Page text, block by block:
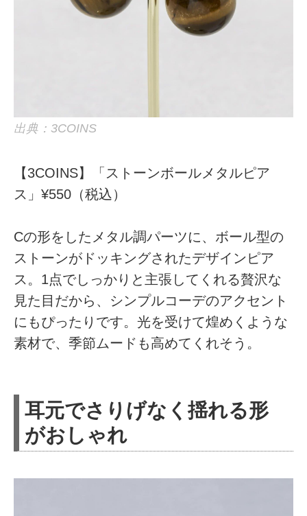
出典：3COINS
【3COINS】「ストーンボールメタルピア
ス」¥550（税込）
Cの形をしたメタル調パーツに、ボール型の
ストーンがドッキングされたデザインピア
ス。1点でしっかりと主張してくれる贅沢な
見た目だから、シンプルコーデのアクセント
にもぴったりです。光を受けて煌めくような
素材で、季節ムードも高めてくれそう。
耳元でさりげなく揺れる形
がおしゃれ